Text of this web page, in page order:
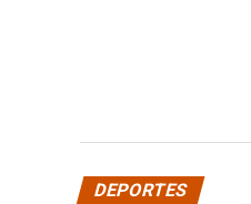
DEPORTES